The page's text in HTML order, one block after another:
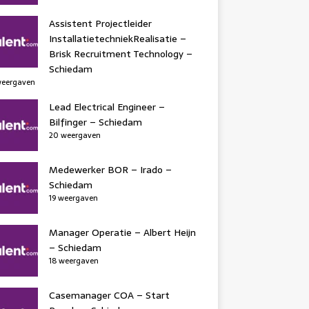
Assistent Projectleider
InstallatietechniekRealisatie –
Brisk Recruitment Technology –
Schiedam
Lead Electrical Engineer –
Bilfinger – Schiedam
20 weergaven
Medewerker BOR – Irado –
Schiedam
19 weergaven
Manager Operatie – Albert Heijn
– Schiedam
18 weergaven
Casemanager COA – Start